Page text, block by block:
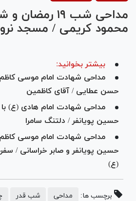
مداحی شب ۱۹
محمود کریمی / مسجد نرو
بیشتر بخوانید:
مداحی شهادت امام موسی کاظم
حسن عطایی / آقای کاظمین
مداحی شهادت امام هادی (ع)
حسین پویانفر / دلتنگ سامرا
مداحی شهادت امام موسی
حسین پویانفر و صابر خراسانی /
(ع)
برچسب ها: مداحی شب قدر